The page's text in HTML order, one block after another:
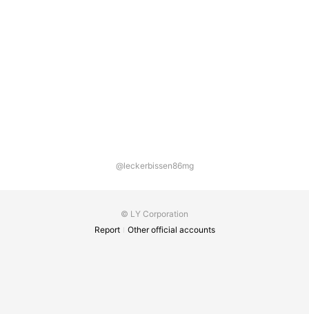
@leckerbissen86mg
© LY Corporation
Report
Other official accounts